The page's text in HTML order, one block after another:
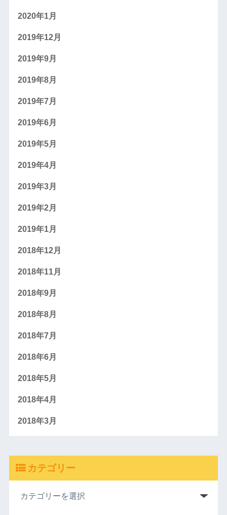
2020年1月
2019年12月
2019年9月
2019年8月
2019年7月
2019年6月
2019年5月
2019年4月
2019年3月
2019年2月
2019年1月
2018年12月
2018年11月
2018年9月
2018年8月
2018年7月
2018年6月
2018年5月
2018年4月
2018年3月
カテゴリー